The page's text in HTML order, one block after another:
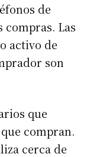
de
compras. Las
activo de
son
que
compran.
cerca de